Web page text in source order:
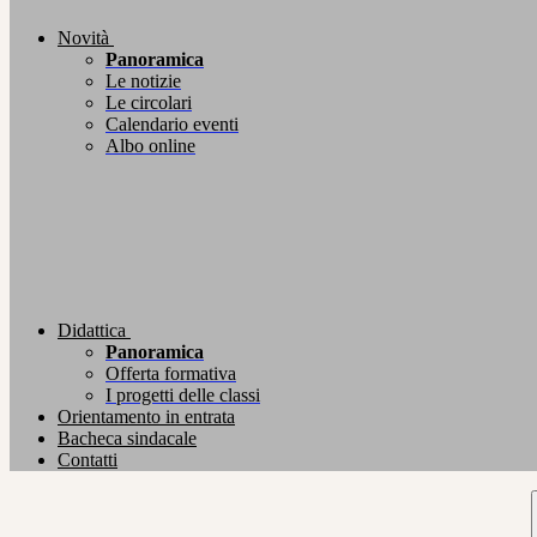
Novità
Panoramica
Le notizie
Le circolari
Calendario eventi
Albo online
Didattica
Panoramica
Offerta formativa
I progetti delle classi
Orientamento in entrata
Bacheca sindacale
Contatti